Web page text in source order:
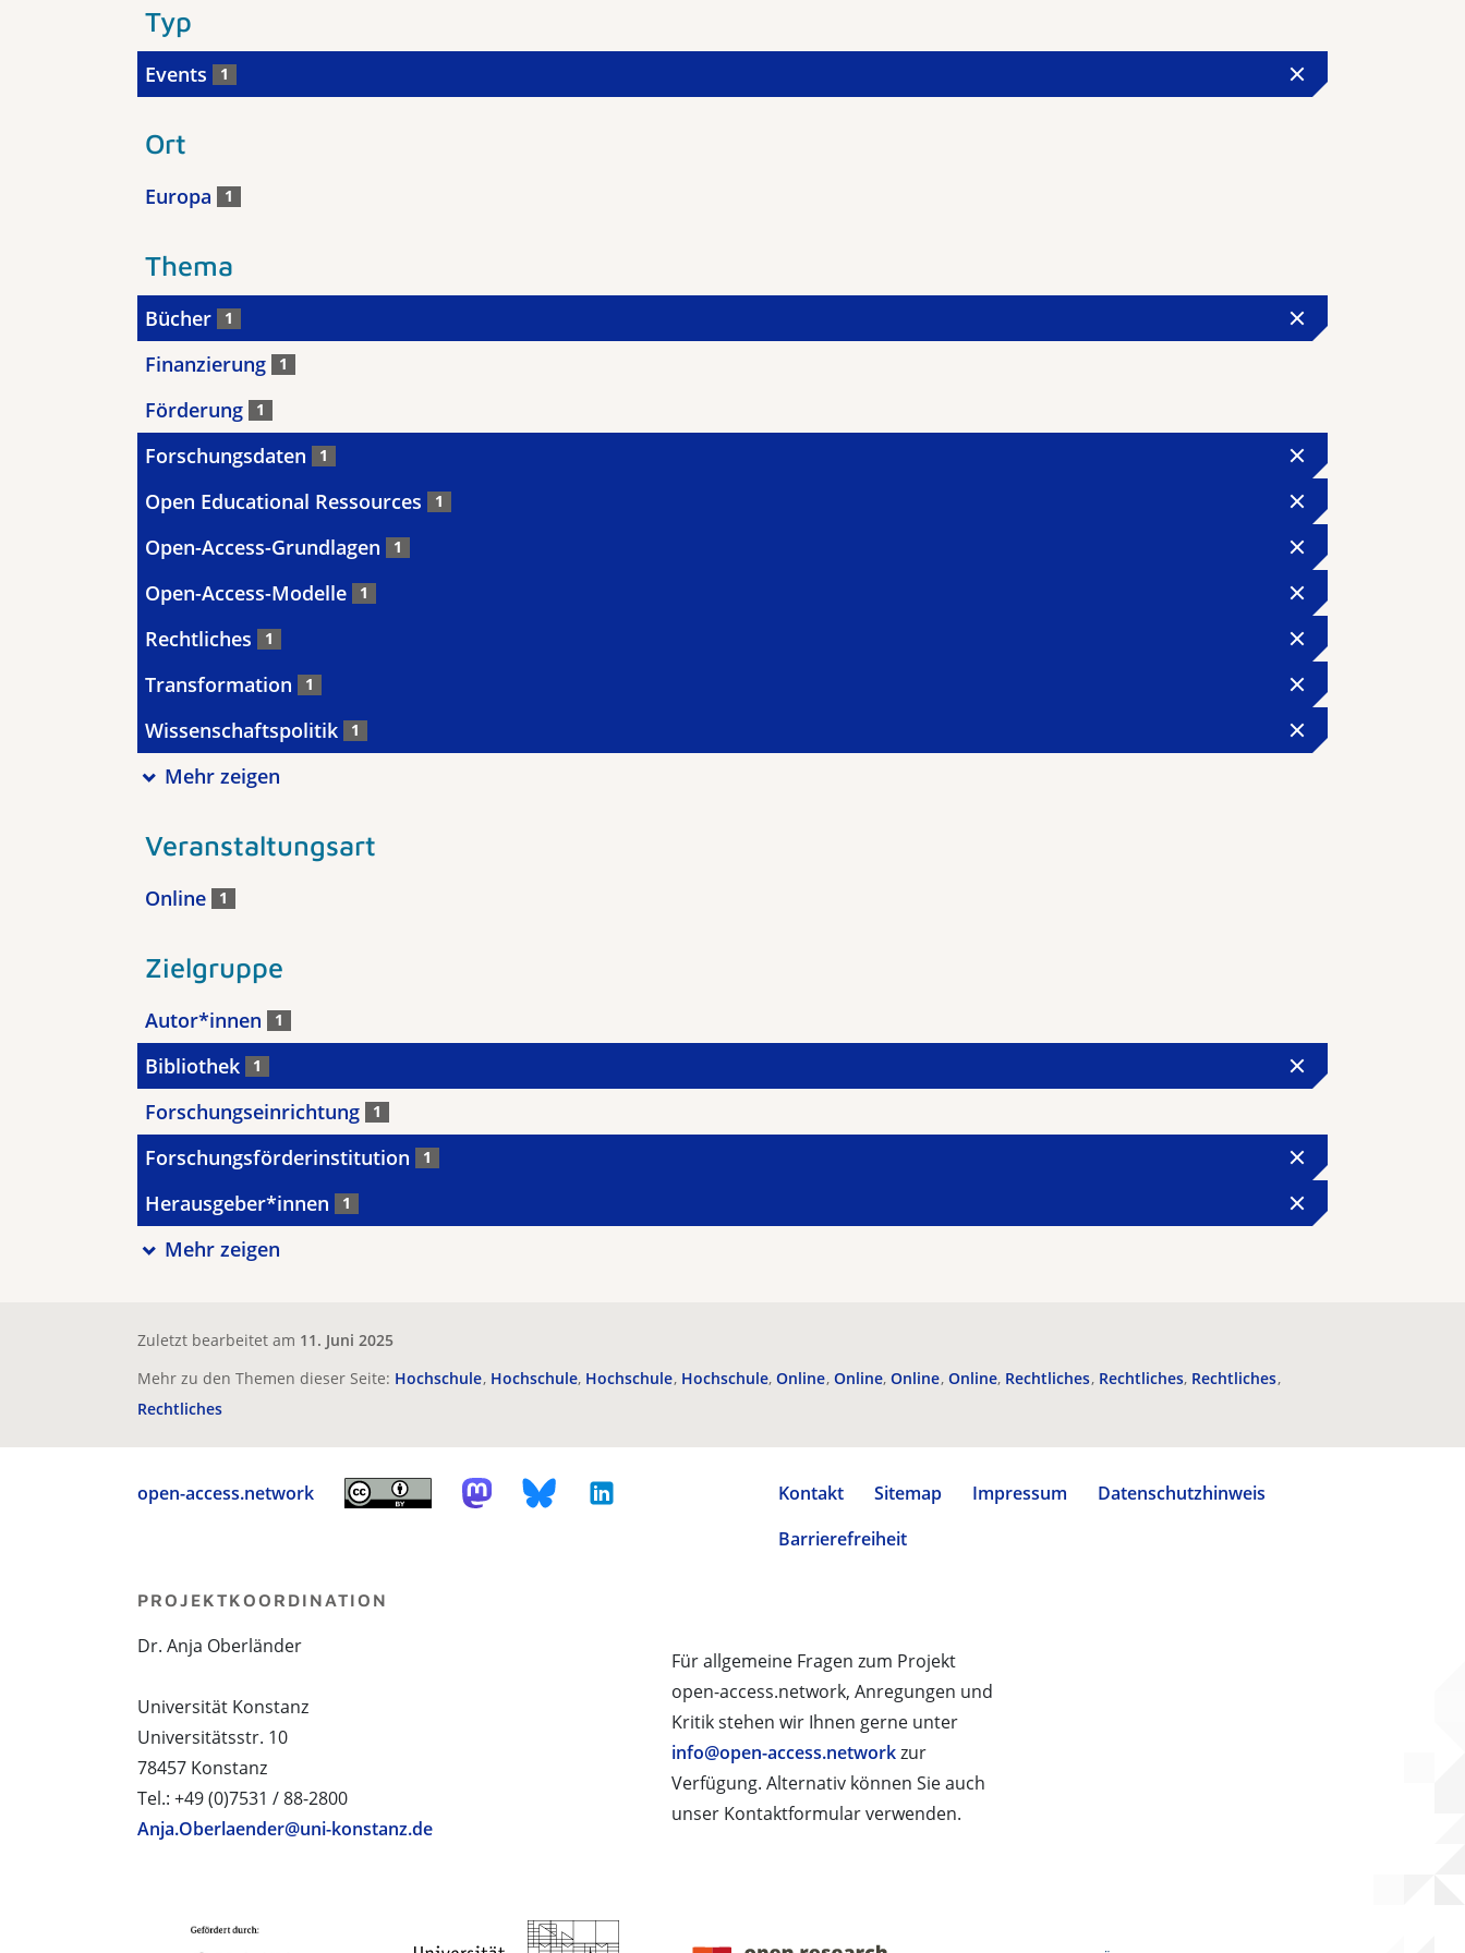
Typ
Events 1
Ort
Europa 1
Thema
Bücher 1
Finanzierung 1
Förderung 1
Forschungsdaten 1
Open Educational Ressources 1
Open-Access-Grundlagen 1
Open-Access-Modelle 1
Rechtliches 1
Transformation 1
Wissenschaftspolitik 1
Mehr zeigen
Veranstaltungsart
Online 1
Zielgruppe
Autor*innen 1
Bibliothek 1
Forschungseinrichtung 1
Forschungsförderinstitution 1
Herausgeber*innen 1
Mehr zeigen
Zuletzt bearbeitet am 11. Juni 2025
Mehr zu den Themen dieser Seite: Hochschule Hochschule Hochschule Hochschule Online Online Online Online Rechtliches Rechtliches Rechtliches
Rechtliches
open-access.network Kontakt Sitemap Impressum
Datenschutzhinweis
Barrierefreiheit
Für allgemeine Fragen zum Projekt
open-access.network, Anregungen und
Kritik stehen wir Ihnen gerne unter
info@open-access.networkzur
Verfügung. Alternativ können Sie auch
unser Kontaktformular verwenden.
PROJEKTKOORDINATION
Dr. Anja Oberländer
Universität Konstanz
Universitätsstr. 10
78457 Konstanz
Tel.: +49 (0)7531 / 88-2800
Anja.Oberlaender@uni-konstanz.de